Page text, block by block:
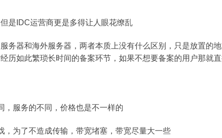
是IDC运营商更是多得让人眼花缭乱
务器和海外服务器，两者本质上没有什么区别，只是放置的
历如此繁琐长时间的备案环节，如果不想要备案的用户那就
，服务的不同，价格也是不一样的
，为了不造成传输，带宽堵塞，带宽尽量大一些